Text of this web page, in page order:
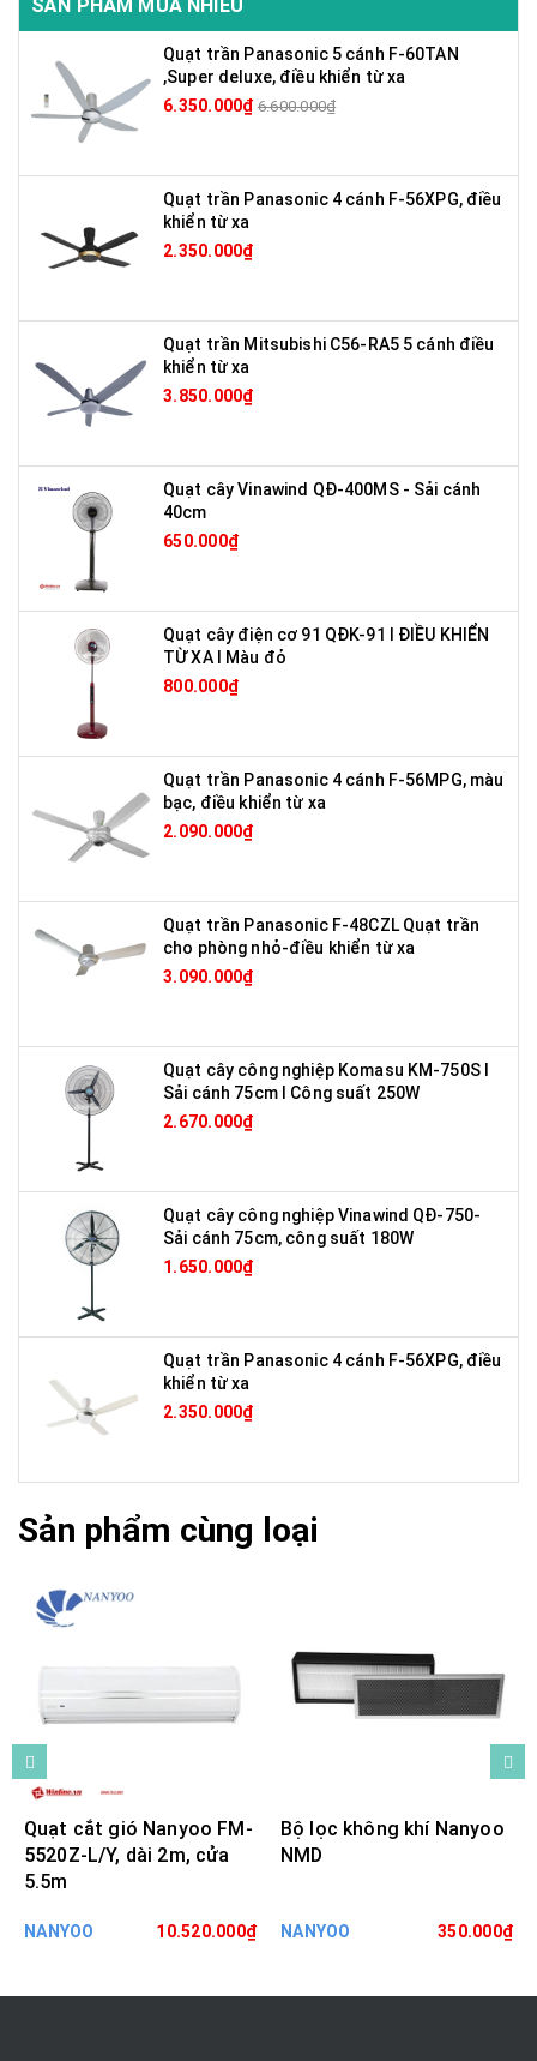
SẢN PHẨM MUA NHIỀU
Quạt trần Panasonic 5 cánh F-60TAN
,Super deluxe, điều khiển từ xa
6.350.000₫ 6.600.000₫
Quạt trần Panasonic 4 cánh F-56XPG, điều
khiển từ xa
2.350.000₫
Quạt trần Mitsubishi C56-RA5 5 cánh điều
khiển từ xa
3.850.000₫
Quạt cây Vinawind QĐ-400MS - Sải cánh
40cm
650.000₫
Quạt cây điện cơ 91 QĐK-91 I ĐIỀU KHIỂN
TỪ XA I Màu đỏ
800.000₫
Quạt trần Panasonic 4 cánh F-56MPG, màu
bạc, điều khiển từ xa
2.090.000₫
Quạt trần Panasonic F-48CZL Quạt trần
cho phòng nhỏ-điều khiển từ xa
3.090.000₫
Quạt cây công nghiệp Komasu KM-750S I
Sải cánh 75cm I Công suất 250W
2.670.000₫
Quạt cây công nghiệp Vinawind QĐ-750-
Sải cánh 75cm, công suất 180W
1.650.000₫
Quạt trần Panasonic 4 cánh F-56XPG, điều
khiển từ xa
2.350.000₫
Sản phẩm cùng loại
Quạt cắt gió Nanyoo FM-
5520Z-L/Y, dài 2m, cửa
5.5m
NANYOO 10.520.000₫
Bộ lọc không khí Nanyoo
NMD
NANYOO 350.000₫